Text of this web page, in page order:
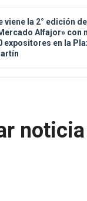
viene la 2° edición del
Alfajor» con
expositores en la
noticia